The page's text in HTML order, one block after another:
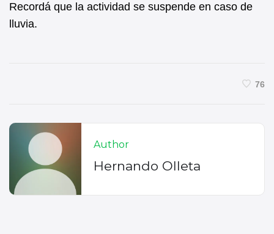
Recordá que la actividad se suspende en caso de
lluvia.
76
Author
Hernando Olleta